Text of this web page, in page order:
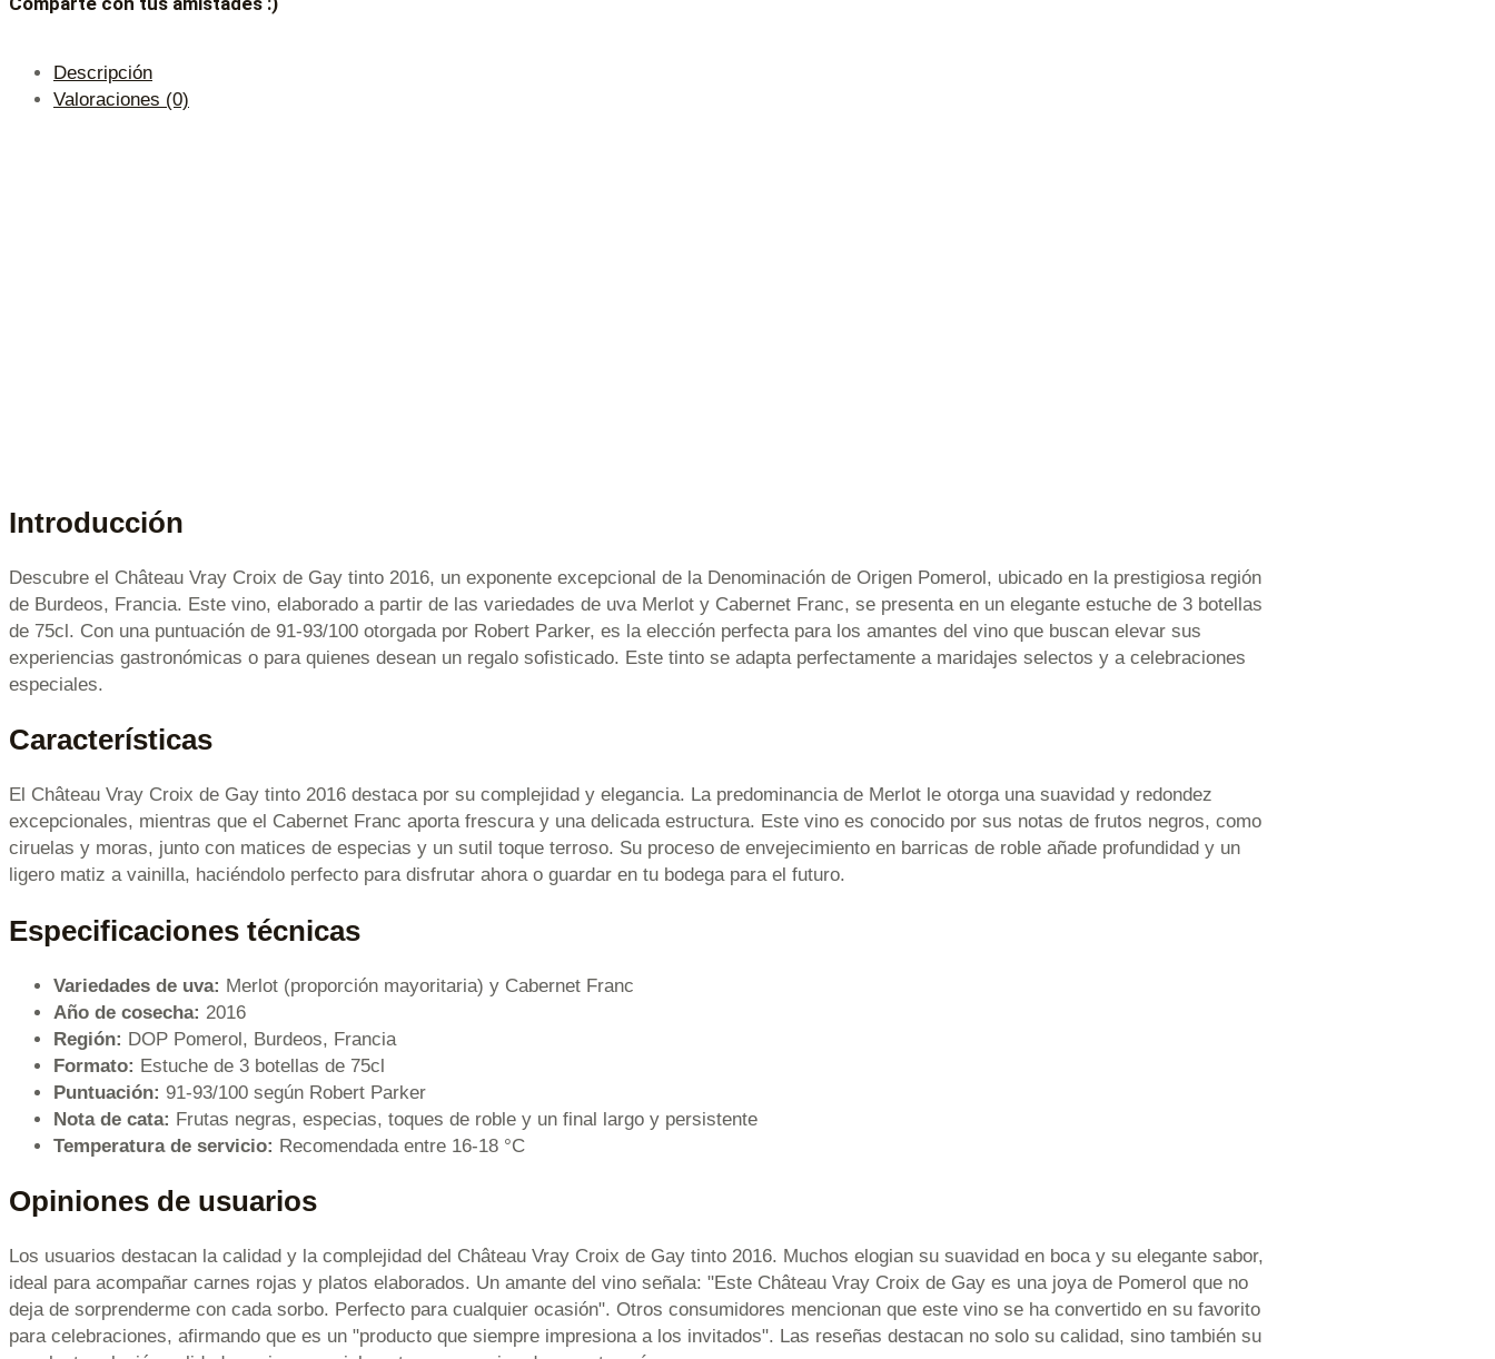
Descripción
Valoraciones (0)
Introducción
Descubre el Château Vray Croix de Gay tinto 2016, un exponente excepcional de la Denominación de Origen Pomerol, ubicado en la prestigiosa región
de Burdeos, Francia. Este vino, elaborado a partir de las variedades de uva Merlot y Cabernet Franc, se presenta en un elegante estuche de 3 botellas
de 75cl. Con una puntuación de 91-93/100 otorgada por Robert Parker, es la elección perfecta para los amantes del vino que buscan elevar sus
experiencias gastronómicas o para quienes desean un regalo sofisticado. Este tinto se adapta perfectamente a maridajes selectos y a celebraciones
especiales.
Características
El Château Vray Croix de Gay tinto 2016 destaca por su complejidad y elegancia. La predominancia de Merlot le otorga una suavidad y redondez
excepcionales, mientras que el Cabernet Franc aporta frescura y una delicada estructura. Este vino es conocido por sus notas de frutos negros, como
ciruelas y moras, junto con matices de especias y un sutil toque terroso. Su proceso de envejecimiento en barricas de roble añade profundidad y un
ligero matiz a vainilla, haciéndolo perfecto para disfrutar ahora o guardar en tu bodega para el futuro.
Especificaciones técnicas
Variedades de uva: Merlot (proporción mayoritaria) y Cabernet Franc
Año de cosecha: 2016
Región: DOP Pomerol, Burdeos, Francia
Formato: Estuche de 3 botellas de 75cl
Puntuación: 91-93/100 según Robert Parker
Nota de cata: Frutas negras, especias, toques de roble y un final largo y persistente
Temperatura de servicio: Recomendada entre 16-18 °C
Opiniones de usuarios
Los usuarios destacan la calidad y la complejidad del Château Vray Croix de Gay tinto 2016. Muchos elogian su suavidad en boca y su elegante sabor,
ideal para acompañar carnes rojas y platos elaborados. Un amante del vino señala: "Este Château Vray Croix de Gay es una joya de Pomerol que no
deja de sorprenderme con cada sorbo. Perfecto para cualquier ocasión". Otros consumidores mencionan que este vino se ha convertido en su favorito
para celebraciones, afirmando que es un "producto que siempre impresiona a los invitados". Las reseñas destacan no solo su calidad, sino también su